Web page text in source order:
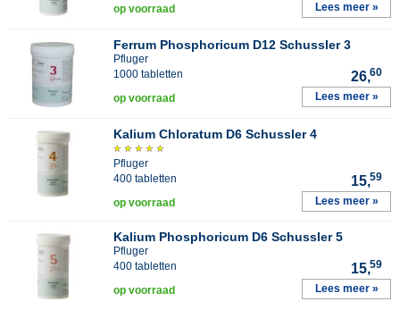
op voorraad Lees meer »
Ferrum Phosphoricum D12 Schussler 3
Pfluger
1000 tabletten
26,60
op voorraad Lees meer »
Kalium Chloratum D6 Schussler 4
Pfluger
400 tabletten
15,59
op voorraad Lees meer »
Kalium Phosphoricum D6 Schussler 5
Pfluger
400 tabletten
15,59
op voorraad Lees meer »